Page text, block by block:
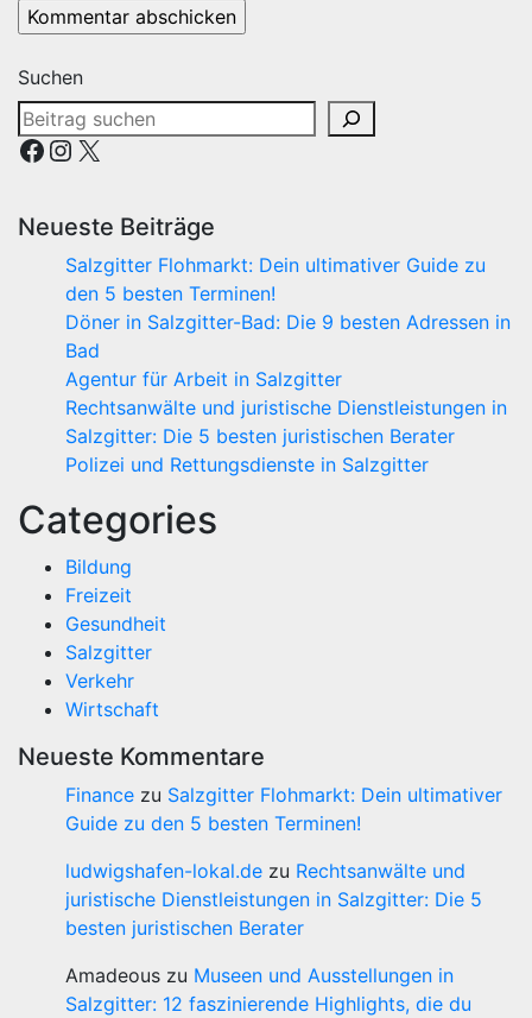
Suchen
Facebook
Instagram
X
Neueste Beiträge
Salzgitter Flohmarkt: Dein ultimativer Guide zu
den 5 besten Terminen!
Döner in Salzgitter-Bad: Die 9 besten Adressen in
Bad
Agentur für Arbeit in Salzgitter
Rechtsanwälte und juristische Dienstleistungen in
Salzgitter: Die 5 besten juristischen Berater
Polizei und Rettungsdienste in Salzgitter
Categories
Bildung
Freizeit
Gesundheit
Salzgitter
Verkehr
Wirtschaft
Neueste Kommentare
Finance zu Salzgitter Flohmarkt: Dein ultimativer
Guide zu den 5 besten Terminen!
ludwigshafen-lokal.de zu Rechtsanwälte und
juristische Dienstleistungen in Salzgitter: Die 5
besten juristischen Berater
Amadeous zu Museen und Ausstellungen in
Salzgitter: 12 faszinierende Highlights, die du